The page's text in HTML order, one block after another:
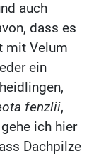
auch
dass es
mit Velum
ein
fenzlii,
ich hier
Dachpilze